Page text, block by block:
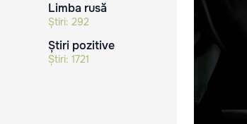
Limba rusă
Știri: 292
Știri pozitive
Știri: 1721